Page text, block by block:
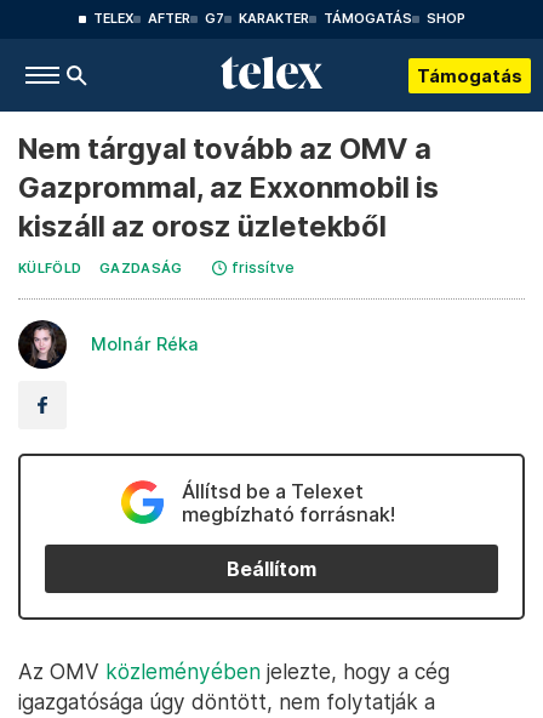
TELEX AFTER G7 KARAKTER TÁMOGATÁS SHOP
Támogatás
Nem tárgyal tovább az OMV a
Gazprommal, az Exxonmobil is
kiszáll az orosz üzletekből
KÜLFÖLD GAZDASÁG frissítve
Molnár Réka
Állítsd be a Telexet
megbízható forrásnak!
Beállítom
Az OMV közleményében jelezte, hogy a cég
igazgatósága úgy döntött, nem folytatják a